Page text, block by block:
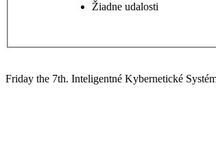
Žiadne udalosti
Friday the 7th. Inteligentné Kybernetické